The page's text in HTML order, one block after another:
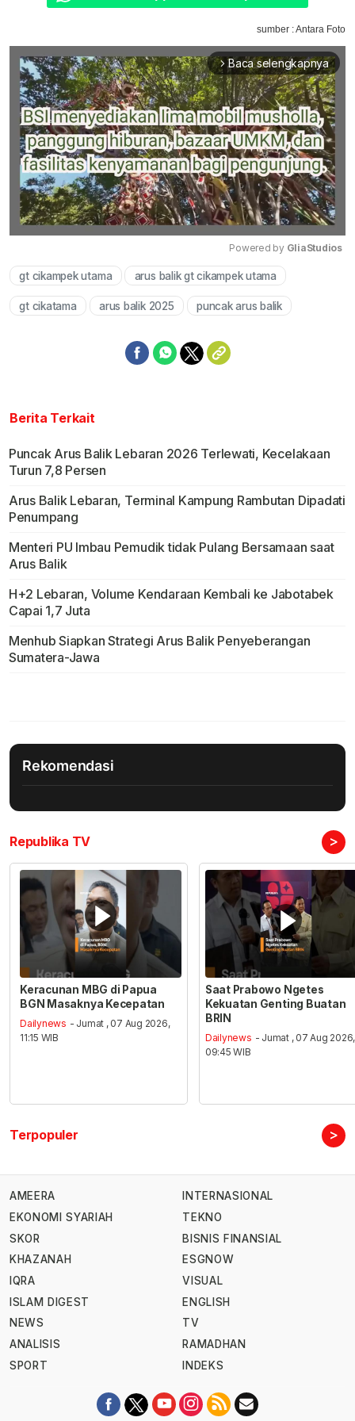
sumber : Antara Foto
arrow_forward_ios Baca selengkapnya
Powered by GliaStudios
gt cikampek utama arus balik gt cikampek utama
gt cikatama arus balik 2025 puncak arus balik
Berita Terkait
Puncak Arus Balik Lebaran 2026 Terlewati, Kecelakaan
Turun 7,8 Persen
Arus Balik Lebaran, Terminal Kampung Rambutan Dipadati
Penumpang
Menteri PU Imbau Pemudik tidak Pulang Bersamaan saat
Arus Balik
H+2 Lebaran, Volume Kendaraan Kembali ke Jabotabek
Capai 1,7 Juta
Menhub Siapkan Strategi Arus Balik Penyeberangan
Sumatera-Jawa
Rekomendasi
Republika TV >
Keracunan MBG di Papua
BGN Masaknya Kecepatan
Dailynews - Jumat , 07 Aug 2026,
11:15 WIB
Saat Prabowo Ngetes
Kekuatan Genting Buatan
BRIN
Dailynews - Jumat , 07 Aug 2026,
09:45 WIB
Terpopuler >
AMEERA
EKONOMI SYARIAH
SKOR
KHAZANAH
IQRA
ISLAM DIGEST
NEWS
ANALISIS
SPORT
INTERNASIONAL
TEKNO
BISNIS FINANSIAL
ESGNOW
VISUAL
ENGLISH
TV
RAMADHAN
INDEKS